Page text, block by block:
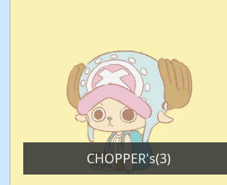
CHOPPER's(3)